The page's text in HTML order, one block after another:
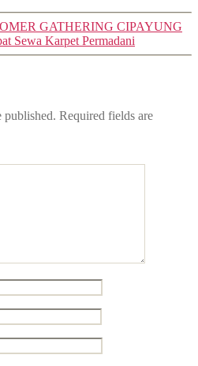
GATHERING CIPAYUNG
Sewa Karpet Permadani
published. Required fields are